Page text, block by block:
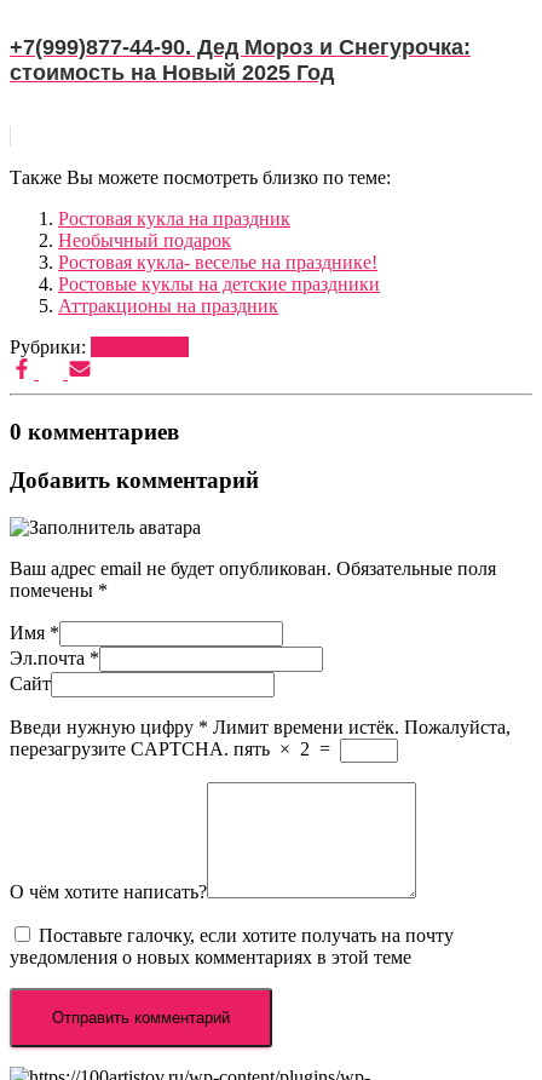
+7(999)877-44-90. Дед Мороз и Снегурочка:
стоимость на Новый 2025 Год
Также Вы можете посмотреть близко по теме:
Ростовая кукла на праздник
Необычный подарок
Ростовая кукла- веселье на празднике!
Ростовые куклы на детские праздники
Аттракционы на праздник
Рубрики:
0 комментариев
Добавить комментарий
Ваш адрес email не будет опубликован. Обязательные поля
помечены *
Имя *
Эл.почта *
Сайт
Введи нужную цифру * Лимит времени истёк. Пожалуйста,
перезагрузите CAPTCHA. пять × 2 =
О чём хотите написать?
Поставьте галочку, если хотите получать на почту
уведомления о новых комментариях в этой теме